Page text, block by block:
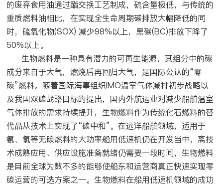
的废弃食用油通过酯交换工艺制成，硫含量极低，与传统的
重质燃料油相比，在实现全生命周期碳排放大幅降低的同
时，硫氧化物(SOX) 减少98%以上，黑碳(BC)排放下降了
50%以上。
生物燃料是一种具有潜力的可再生能源，其组分中的碳
成分来自于大气，燃烧后再回归大气，是国际公认的“零
碳”燃料。随着国际海事组织IMO温室气体减排初步战略以
及我国双碳战略目标的提出，国内外航运业对减少船舶温室
气体排放的需求持续提升，生物燃料作为传统化石燃料的替
代品从技术上实现了“碳中和”。在远洋船舶领域，适用于
氨、氢等无碳燃料的大功率船用低速机仍在开发当中，离技
术成熟应用、供应设施准备就绪仍需要一段时间，生物燃料
是目前全球为数不多的能够使船东和运营商真正快速实现零
碳运营的可选方案之一。生物燃料在船用低速机领域的成功